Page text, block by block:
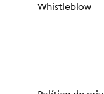
Whistleblow